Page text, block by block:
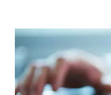
г
р
і